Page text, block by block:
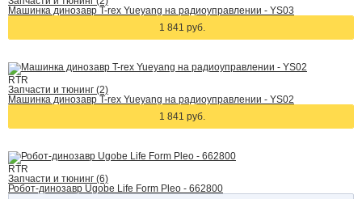
Машинка динозавр T-rex Yueyang на радиоуправлении - YS03
1 841 руб.
RTR
Запчасти и тюнинг (2)
Машинка динозавр T-rex Yueyang на радиоуправлении - YS02
1 841 руб.
RTR
Запчасти и тюнинг (6)
Робот-динозавр Ugobe Life Form Pleo - 662800